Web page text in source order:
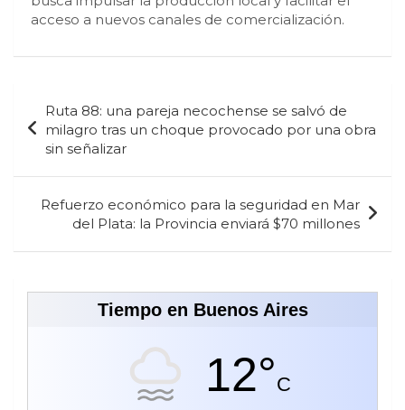
acceso a nuevos canales de comercialización.
de
entradas
Ruta 88: una pareja necochense se salvó de
milagro tras un choque provocado por una obra
sin señalizar
Refuerzo económico para la seguridad en Mar
del Plata: la Provincia enviará $70 millones
Tiempo en Buenos Aires
12°C